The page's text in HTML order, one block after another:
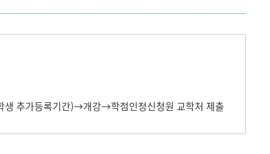
추가등록기간)→개강→학점인정신청원 교학처 제출